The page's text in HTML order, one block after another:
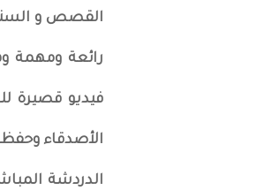
رائعة ومهمة
فيديو قصيرة
الأصدقاء